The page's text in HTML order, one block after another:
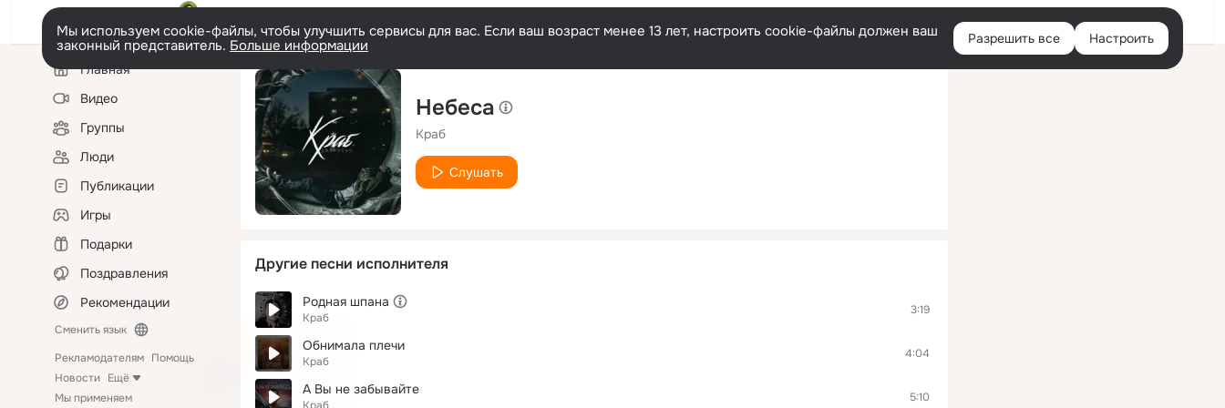
Войти
Мы используем cookie-файлы, чтобы улучшить сервисы для вас. Если ваш возраст менее 13 лет, настроить cookie-файлы должен ваш
законный представитель. Больше информации Разрешить все Настроить
Левая
колонкаГлавная
Видео
Группы
Люди
Публикации
Игры
Подарки
Поздравления
Рекомендации
Сменить язык
Рекламодателям Помощь
Новости Ещё
Мы применяем
Небеса
Краб
Слушать
Другие песни исполнителя
Родная шпана
Краб
3:19
Обнимала плечи
Краб
4:04
А Вы не забывайте 5:10